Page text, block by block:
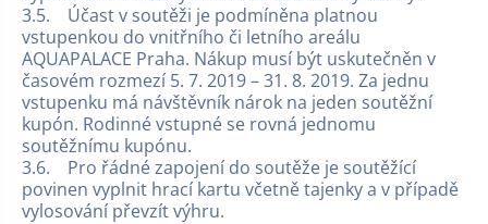
3.5. Účast v soutěži je podmíněna platnou
vstupenkou do vnitřního či letního areálu
AQUAPALACE Praha. Nákup musí být uskutečněn v
časovém rozmezí 5. 7. 2019 – 31. 8. 2019. Za jednu
vstupenku má návštěvník nárok na jeden soutěžní
kupón. Rodinné vstupné se rovná jednomu
soutěžnímu kupónu.
3.6. Pro řádné zapojení do soutěže je soutěžící
povinen vyplnit hrací kartu včetně tajenky a v případě
vylosování převzít výhru.